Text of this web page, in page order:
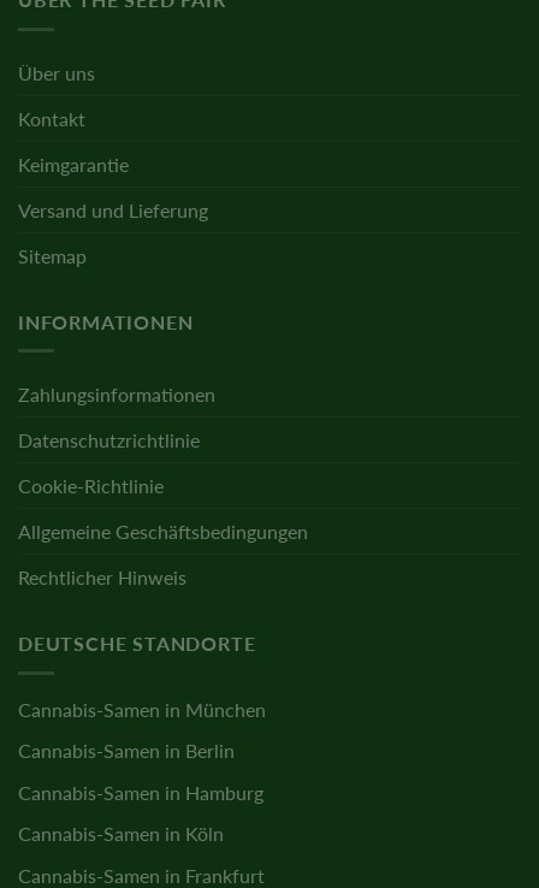
Über uns
Kontakt
Keimgarantie
Versand und Lieferung
Sitemap
INFORMATIONEN
Zahlungsinformationen
Datenschutzrichtlinie
Cookie-Richtlinie
Allgemeine Geschäftsbedingungen
Rechtlicher Hinweis
DEUTSCHE STANDORTE
Cannabis-Samen in München
Cannabis-Samen in Berlin
Cannabis-Samen in Hamburg
Cannabis-Samen in Köln
Cannabis-Samen in Frankfurt